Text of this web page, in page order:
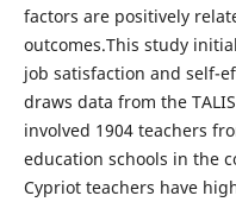
factors are positively
outcomes.This study
job satisfaction and self-
draws data from the
involved 1904 teachers
education schools in the
Cypriot teachers have